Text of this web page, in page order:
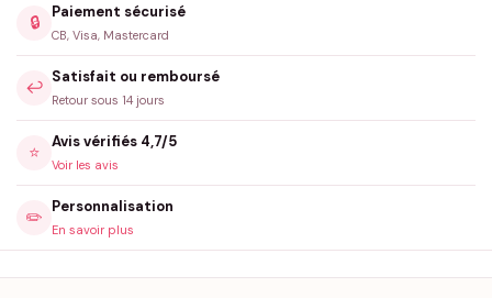
🔒
Paiement sécurisé
CB, Visa, Mastercard
↩️
Satisfait ou remboursé
Retour sous 14 jours
⭐
Avis vérifiés 4,7/5
Voir les avis
✏️
Personnalisation
En savoir plus